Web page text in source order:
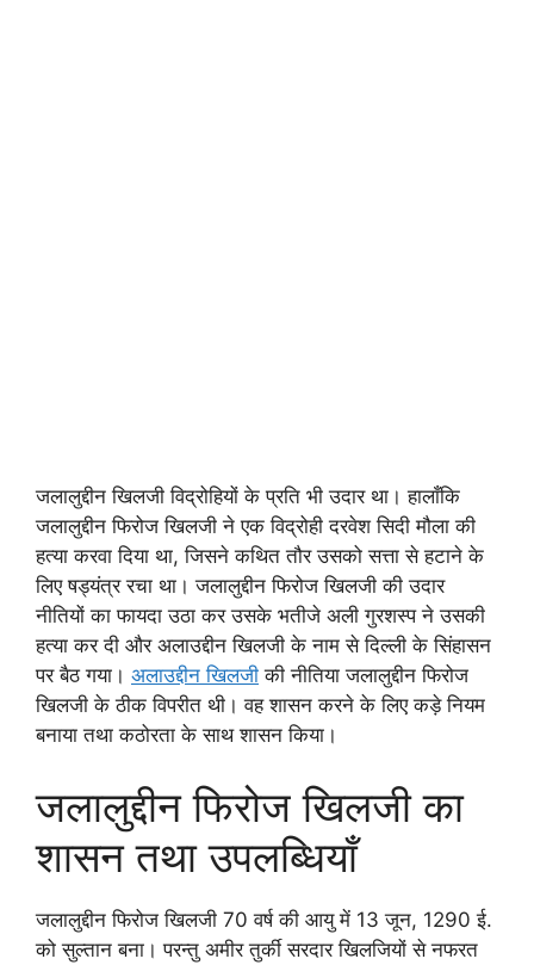
जलालुद्दीन खिलजी विद्रोहियों के प्रति भी उदार था। हालाँकि
जलालुद्दीन फिरोज खिलजी ने एक विद्रोही दरवेश सिदी मौला की
हत्या करवा दिया था, जिसने कथित तौर उसको सत्ता से हटाने के
लिए षड्यंत्र रचा था। जलालुद्दीन फिरोज खिलजी की उदार
नीतियों का फायदा उठा कर उसके भतीजे अली गुरशस्प ने उसकी
हत्या कर दी और अलाउद्दीन खिलजी के नाम से दिल्ली के सिंहासन
पर बैठ गया। अलाउद्दीन खिलजी की नीतिया जलालुद्दीन फिरोज
खिलजी के ठीक विपरीत थी। वह शासन करने के लिए कड़े नियम
बनाया तथा कठोरता के साथ शासन किया।
जलालुद्दीन फिरोज खिलजी का
शासन तथा उपलब्धियाँ
जलालुद्दीन फिरोज खिलजी 70 वर्ष की आयु में 13 जून, 1290 ई.
को सुल्तान बना। परन्तु अमीर तुर्की सरदार खिलजियों से नफरत